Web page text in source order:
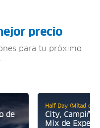
precio
para tu próximo
de
Half Day (Mitad de
City, Campiña
Mix de